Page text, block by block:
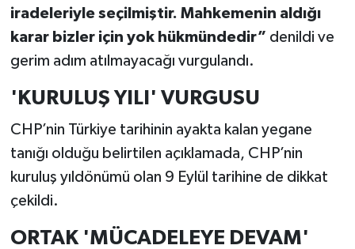
iradeleriyle seçilmiştir. Mahkemenin aldığı
karar bizler için yok hükmündedir” denildi ve
gerim adım atılmayacağı vurgulandı.
'KURULUŞ YILI' VURGUSU
CHP’nin Türkiye tarihinin ayakta kalan yegane
tanığı olduğu belirtilen açıklamada, CHP’nin
kuruluş yıldönümü olan 9 Eylül tarihine de dikkat
çekildi.
ORTAK 'MÜCADELEYE DEVAM'